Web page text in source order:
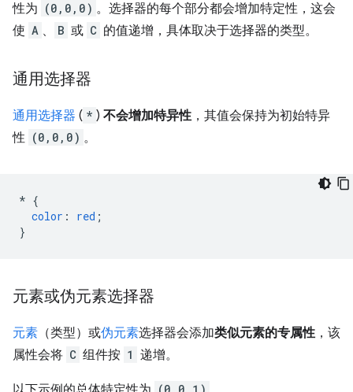
性为 (0,0,0) 。选择器的每个部分都会增加特定性，这会
使 A 、 B 或 C 的值递增，具体取决于选择器的类型。
通用选择器
通用选择器 ( * ) 不会增加特异性，其值会保持为初始特异
性 (0,0,0) 。
* {
color : red ;
}
元素或伪元素选择器
元素 （类型）或伪元素选择器会添加类似元素的专属性，该
属性会将 C 组件按 1 递增。